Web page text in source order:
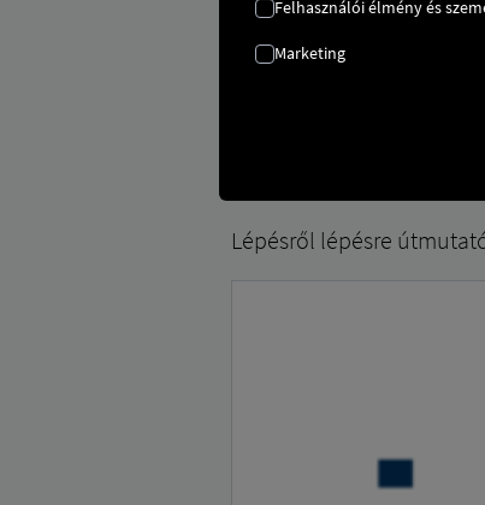
Lépésről lépésre
Felhasználói élmény és
Marketing